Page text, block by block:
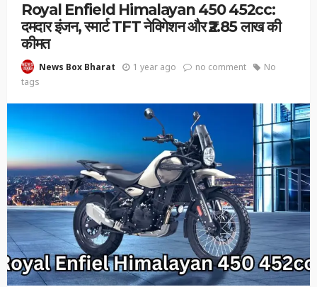
Royal Enfield Himalayan 450 452cc:
दमदार इंजन, स्मार्ट TFT नेविगेशन और ₹2.85 लाख की
कीमत
News Box Bharat 1 year ago no comment
No
tags